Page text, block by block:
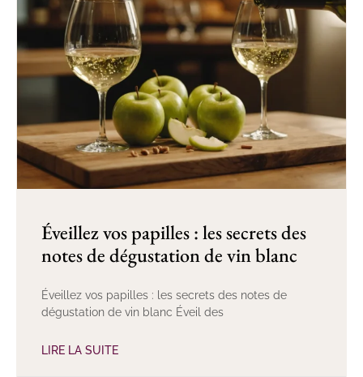
Éveillez vos papilles : les secrets des
notes de dégustation de vin blanc
Éveillez vos papilles : les secrets des notes de
dégustation de vin blanc Éveil des
LIRE LA SUITE